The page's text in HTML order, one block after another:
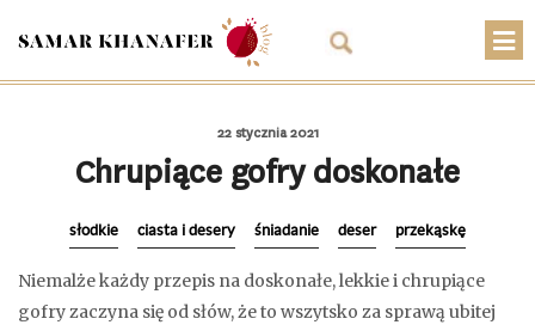
Przepisy
Kontakt
22 stycznia 2021
Chrupiące gofry doskonałe
słodkie ciasta i desery śniadanie deser przekąskę
Niemalże każdy przepis na doskonałe, lekkie i chrupiące
gofry zaczyna się od słów, że to wszytsko za sprawą ubitej